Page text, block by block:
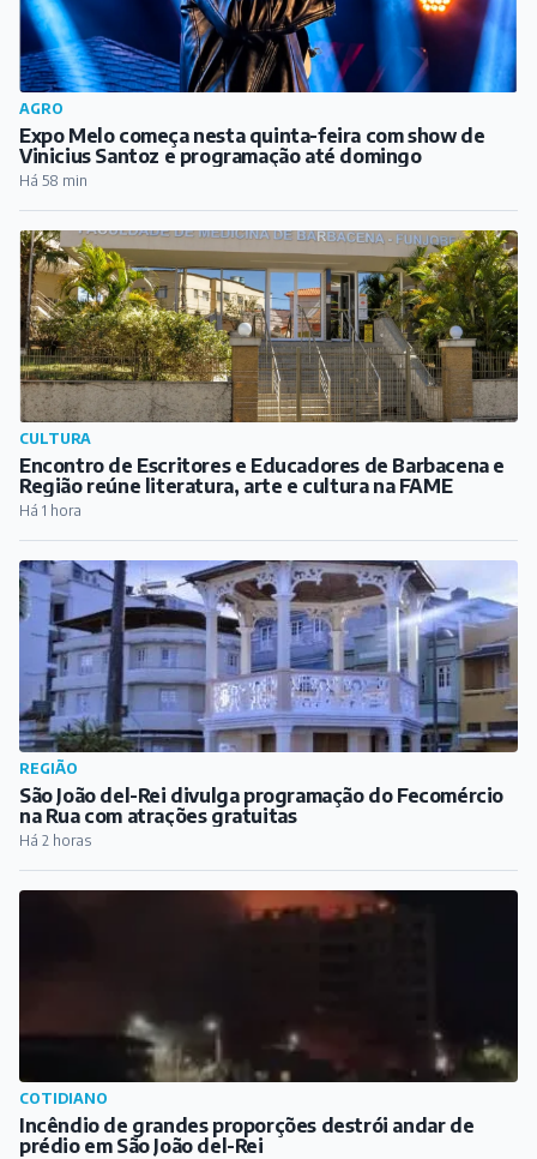
AGRO
Expo Melo começa nesta quinta-feira com show de
Vinicius Santoz e programação até domingo
Há 58 min
CULTURA
Encontro de Escritores e Educadores de Barbacena e
Região reúne literatura, arte e cultura na FAME
Há 1 hora
REGIÃO
São João del-Rei divulga programação do Fecomércio
na Rua com atrações gratuitas
Há 2 horas
COTIDIANO
Incêndio de grandes proporções destrói andar de
prédio em São João del-Rei